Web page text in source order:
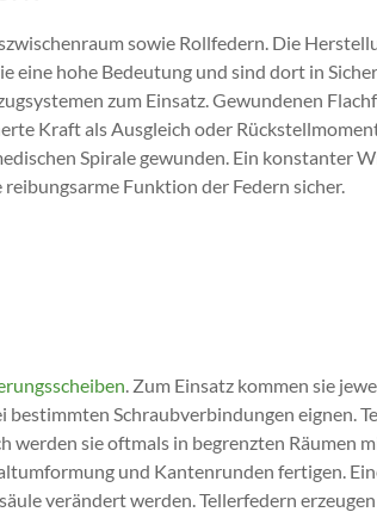
sowie Rollfedern. Die
eine hohe Bedeutung und sind dort in
zum Einsatz. Gewundenen
Kraft als Ausgleich oder
Spirale gewunden. Ein konstanter
Funktion der Federn sicher.
. Zum Einsatz kommen sie
Schraubverbindungen eignen.
werden sie oftmals in begrenzten Räumen
und Kantenrunden fertigen.
verändert werden. Tellerfedern